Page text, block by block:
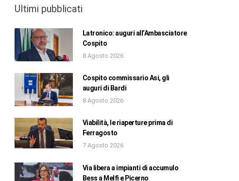
Ultimi pubblicati
Latronico: auguri all’Ambasciatore
Cospito
8 Agosto 2026
Cospito commissario Asi, gli
auguri di Bardi
8 Agosto 2026
Viabilità, le riaperture prima di
Ferragosto
7 Agosto 2026
Via libera a impianti di accumulo
Bess a Melfi e Picerno